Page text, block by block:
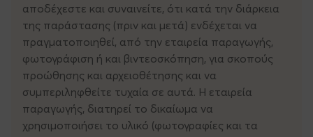
αποδέχεστε και συναινείτε, ότι κατά την διάρκεια
της παράστασης (πριν και μετά) ενδέχεται να
πραγματοποιηθεί, από την εταιρεία παραγωγής,
φωτογράφιση ή και βιντεοσκόπηση, για σκοπούς
προώθησης και αρχειοθέτησης και να
συμπεριληφθείτε τυχαία σε αυτά. Η εταιρεία
παραγωγής, διατηρεί το δικαίωμα να
χρησιμοποιήσει το υλικό (φωτογραφίες και τα